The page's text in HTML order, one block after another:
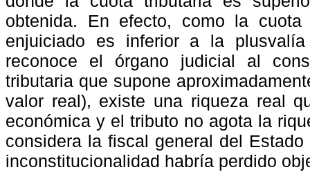
obtenida. En efecto, como la
enjuiciado es inferior a la plusvalía
reconoce el órgano judicial al
tributaria que supone
valor real), existe una riqueza real
económica y el tributo no agota la
considera la fiscal general del
inconstitucionalidad habría perdido